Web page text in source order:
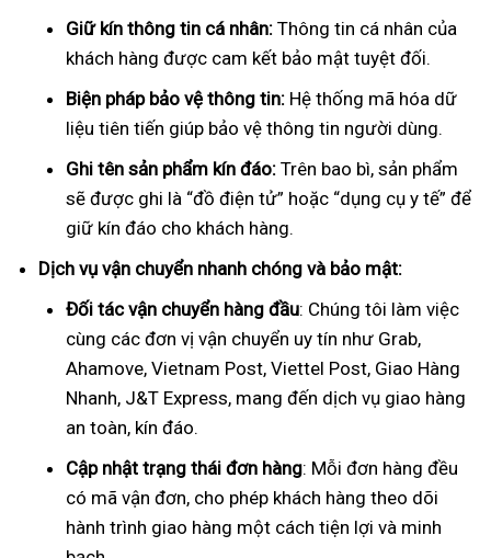
Giữ kín thông tin cá nhân: Thông tin cá nhân của
khách hàng được cam kết bảo mật tuyệt đối.
Biện pháp bảo vệ thông tin: Hệ thống mã hóa dữ
liệu tiên tiến giúp bảo vệ thông tin người dùng.
Ghi tên sản phẩm kín đáo: Trên bao bì, sản phẩm
sẽ được ghi là “đồ điện tử” hoặc “dụng cụ y tế” để
giữ kín đáo cho khách hàng.
Dịch vụ vận chuyển nhanh chóng và bảo mật:
Đối tác vận chuyển hàng đầu: Chúng tôi làm việc
cùng các đơn vị vận chuyển uy tín như Grab,
Ahamove, Vietnam Post, Viettel Post, Giao Hàng
Nhanh, J&T Express, mang đến dịch vụ giao hàng
an toàn, kín đáo.
Cập nhật trạng thái đơn hàng: Mỗi đơn hàng đều
có mã vận đơn, cho phép khách hàng theo dõi
hành trình giao hàng một cách tiện lợi và minh